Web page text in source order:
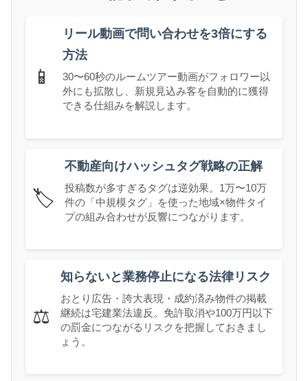
📱
リール動画で問い合わせを3倍にする
方法
30〜60秒のルームツアー動画がフォロワー以
外にも拡散し、新規見込み客を自動的に獲得
できる仕組みを解説します。
🏷️
不動産向けハッシュタグ戦略の正解
投稿数が多すぎるタグは逆効果。1万〜10万
件の「中規模タグ」を使った地域×物件タイ
プの組み合わせが反響につながります。
⚖️
知らないと業務停止になる法律リスク
おとり広告・誇大表現・成約済み物件の掲載
継続は宅建業法違反。免許取消や100万円以下
の罰金につながるリスクを把握しておきまし
ょう。